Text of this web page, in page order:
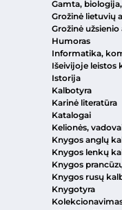
Gamta,
Grožinė lietuvių
Grožinė
Humoras
Informatika,
Išeivijoje leistos
Istorija
Kalbotyra
Karinė literatūra
Katalogai
Kelionės,
Knygos anglų
Knygos lenkų
Knygos
Knygos rusų
Knygotyra